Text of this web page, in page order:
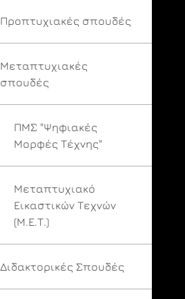
Προπτυχιακές σπουδές
Μεταπτυχιακές
σπουδές
ΠΜΣ "Ψηφιακές
Μορφές Τέχνης"
Μεταπτυχιακό
Εικαστικών Τεχνών
(Μ.Ε.Τ.)
Διδακτορικές Σπουδές